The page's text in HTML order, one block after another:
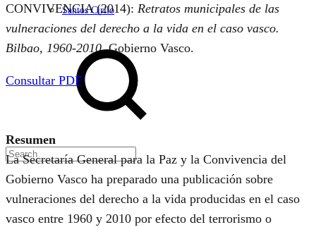
Santos Cirilo
Search
CONVIVENCIA (2014): Retratos municipales de las
vulneraciones del derecho a la vida en el caso vasco.
Bilbao, 1960-2010. Gobierno Vasco.
Consultar PDF
Resumen
La Secretaría General para la Paz y la Convivencia del
Gobierno Vasco ha preparado una publicación sobre
vulneraciones del derecho a la vida producidas en el caso
vasco entre 1960 y 2010 por efecto del terrorismo o